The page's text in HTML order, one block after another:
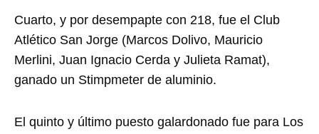
Cuarto, y por desempapte con 218, fue el Club
Atlético San Jorge (Marcos Dolivo, Mauricio
Merlini, Juan Ignacio Cerda y Julieta Ramat),
ganado un Stimpmeter de aluminio.
El quinto y último puesto galardonado fue para Los